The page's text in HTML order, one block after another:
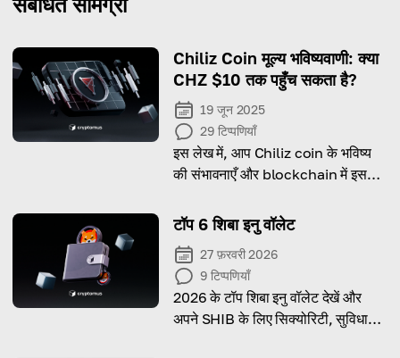
Chiliz Coin मूल्य भविष्यवाणी: क्या
CHZ $10 तक पहुँच सकता है?
19 जून 2025
29 टिप्पणियाँ
इस लेख में, आप Chiliz coin के भविष्य
की संभावनाएँ और blockchain में इसकी
टॉप 6 शिबा इनु वॉलेट
27 फ़रवरी 2026
9 टिप्पणियाँ
2026 के टॉप शिबा इनु वॉलेट देखें और
अपने SHIB के लिए सिक्योरिटी, सुविधा